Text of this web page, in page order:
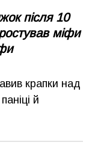
після 10
міфи
крапки над
й